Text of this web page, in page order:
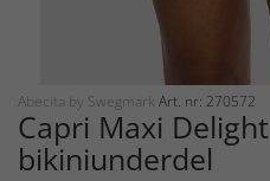
Abecita by Swegmark Art. nr: 270572
Capri Maxi Delight
bikiniunderdel